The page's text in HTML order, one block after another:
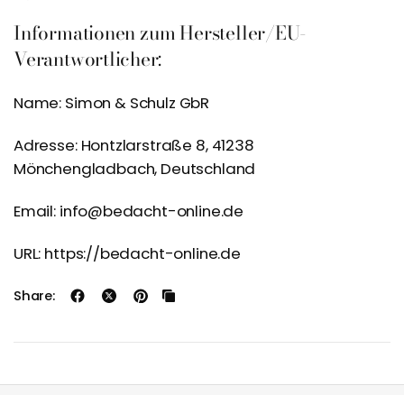
Informationen zum Hersteller/EU-
Verantwortlicher:
Name: Simon & Schulz GbR
Adresse: Hontzlarstraße 8, 41238
Mönchengladbach, Deutschland
Email: info@bedacht-online.de
URL: https://bedacht-online.de
Share: